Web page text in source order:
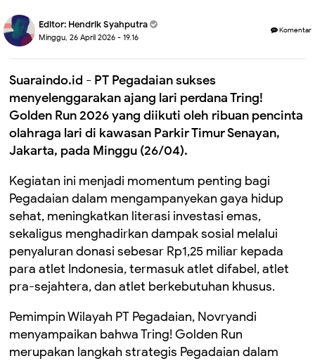
Editor: Hendrik Syahputra
Minggu, 26 April 2026 - 19.16
Komentar
Suaraindo.id - PT Pegadaian sukses
menyelenggarakan ajang lari perdana Tring!
Golden Run 2026 yang diikuti oleh ribuan pencinta
olahraga lari di kawasan Parkir Timur Senayan,
Jakarta, pada Minggu (26/04).
Kegiatan ini menjadi momentum penting bagi
Pegadaian dalam mengampanyekan gaya hidup
sehat, meningkatkan literasi investasi emas,
sekaligus menghadirkan dampak sosial melalui
penyaluran donasi sebesar Rp1,25 miliar kepada
para atlet Indonesia, termasuk atlet difabel, atlet
pra-sejahtera, dan atlet berkebutuhan khusus.
Pemimpin Wilayah PT Pegadaian, Novryandi
menyampaikan bahwa Tring! Golden Run
merupakan langkah strategis Pegadaian dalam